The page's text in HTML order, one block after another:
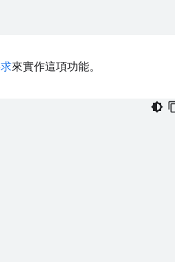
來實作這項功能。